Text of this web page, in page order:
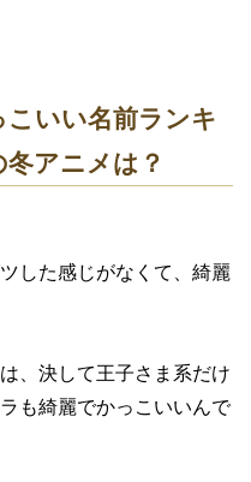
いい名前ランキ
アニメは？
した感じがなくて、綺麗
、決して王子さま系だけ
も綺麗でかっこいいんで